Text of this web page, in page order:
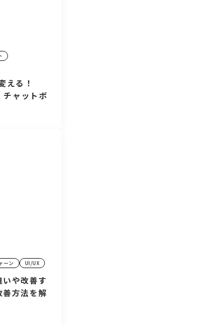
える！
チャットボ
ーン UI/UX
や改善す
方法を解